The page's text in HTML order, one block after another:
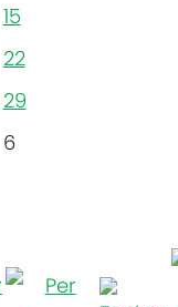
15
22
29
6